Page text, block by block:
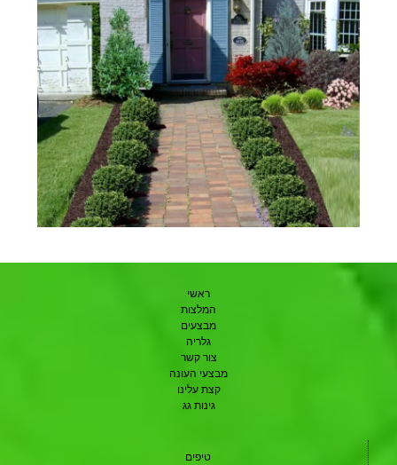
ראשי
המלצות
מבצעים
גלריה
צור קשר
מבצעי העונה
קצת עלינו
גינות גג
טיפים